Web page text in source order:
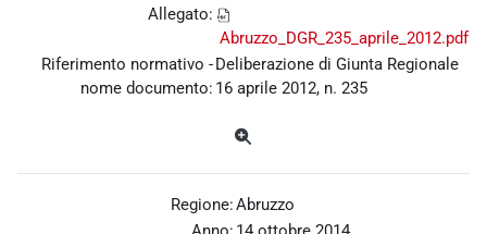
Allegato:
Abruzzo_DGR_235_aprile_2012.pdf
Riferimento normativo -
nome documento:
Deliberazione di Giunta Regionale
16 aprile 2012, n. 235
Regione:Abruzzo